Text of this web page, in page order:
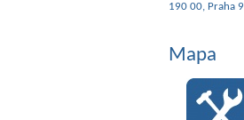
190 00, Praha
Mapa